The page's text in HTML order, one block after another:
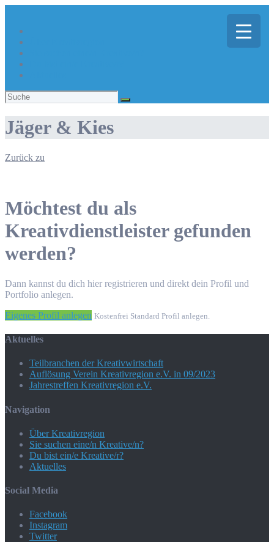
Suchen
nach:
Jäger & Kies
Zurück zu
Möchtest du als
Kreativdienstleister gefunden
werden?
Dann kannst du dich hier registrieren und direkt dein Profil und
Portfolio anlegen.
Eigenes Profil anlegen Kostenfrei Standard Profil anlegen.
Aktuelles
Teilbranchen der Kreativwirtschaft
Auflösung Verein Kreativregion e.V. in 09/2023
Jahrestreffen Kreativregion e.V.
Navigation
Über Kreativregion
Sie suchen eine/n Kreative/n?
Du bist ein/e Kreative/r?
Aktuelles
Social Media
Facebook
Instagram
Twitter